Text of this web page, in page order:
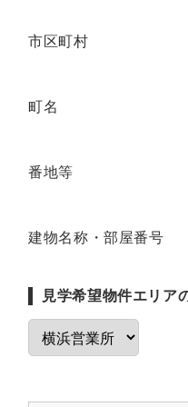
市区町村
町名
番地等
建物名称・部屋番号
見学希望物件エリア